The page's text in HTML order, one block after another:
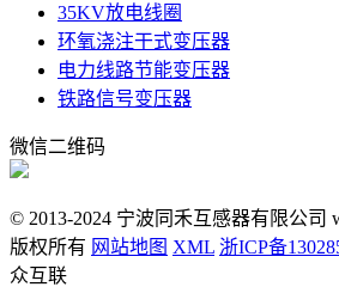
35KV放电线圈
环氧浇注干式变压器
电力线路节能变压器
铁路信号变压器
微信二维码
© 2013-2024 宁波同禾互感器有限公司
版权所有 网站地图 XML 浙ICP备
众互联